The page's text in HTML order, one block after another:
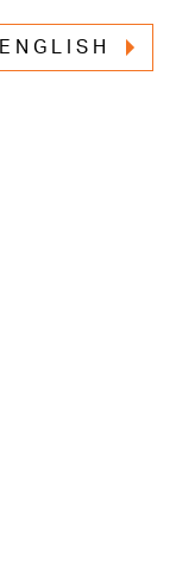
ENGLISH